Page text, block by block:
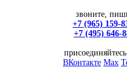
звоните,
+7 (965) 159-
+7 (495) 646-
ВКонтакте Max